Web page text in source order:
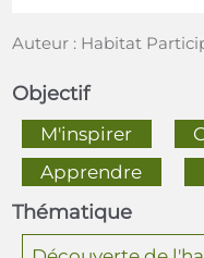
Auteur : Habitat
Objectif
  M'inspirer
  Apprendre
Thématique